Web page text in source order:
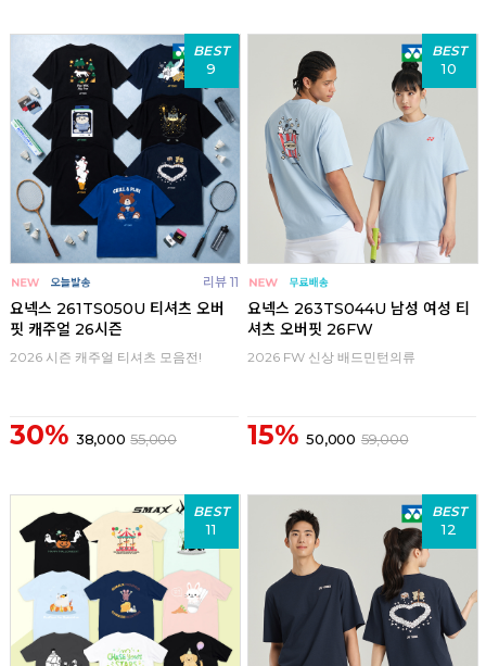
BEST
9
리뷰 11
요넥스 261TS050U 티셔츠 오버
핏 캐주얼 26시즌
2026 시즌 캐주얼 티셔츠 모음전!
30% 38,000 55,000
BEST
10
요넥스 263TS044U 남성 여성 티
셔츠 오버핏 26FW
2026 FW 신상 배드민턴의류
15% 50,000 59,000
BEST
11
BEST
12